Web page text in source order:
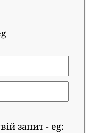
запит- eg: